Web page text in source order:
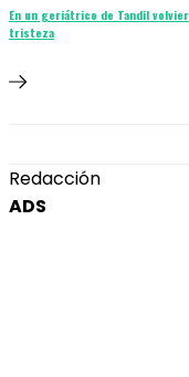
En un geriátrico de Tandil
tristeza
Redacción
ADS